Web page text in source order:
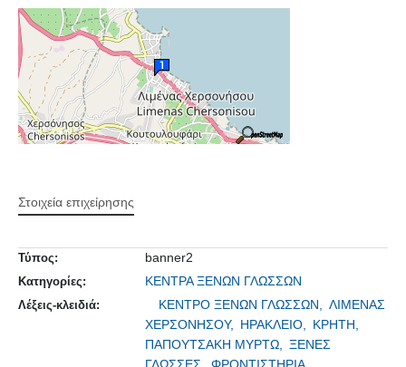
Στοιχεία επιχείρησης
Τύπος: banner2
Κατηγορίες: ΚΕΝΤΡΑ ΞΕΝΩΝ ΓΛΩΣΣΩΝ
Λέξεις-κλειδιά: ΚΕΝΤΡΟ ΞΕΝΩΝ ΓΛΩΣΣΩΝ,
ΛΙΜΕΝΑΣ
ΧΕΡΣΟΝΗΣΟΥ,
ΗΡΑΚΛΕΙΟ,
ΚΡΗΤΗ,
ΠΑΠΟΥΤΣΑΚΗ ΜΥΡΤΩ,
ΞΕΝΕΣ